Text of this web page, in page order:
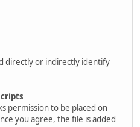
directly or indirectly identify
permission to be placed on
you agree, the file is added